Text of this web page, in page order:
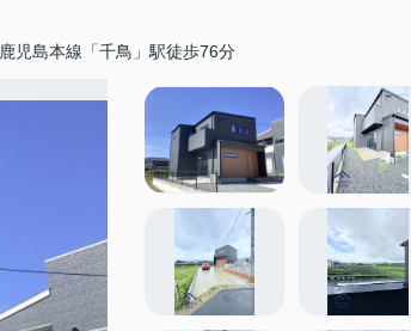
鹿児島本線「千鳥」駅徒歩76分